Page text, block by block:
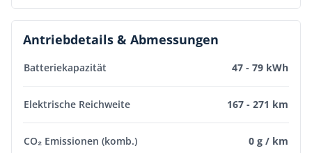
Antriebdetails & Abmessungen
Batteriekapazität 47 - 79 kWh
Elektrische Reichweite 167 - 271 km
CO₂ Emissionen (komb.) 0 g / km